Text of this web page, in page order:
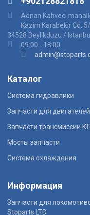
Adnan Kahveci
Kazim Karabekir Cd.
34528 Beylikduzu / Istanbul
09:00 - 18:00
Каталог
Система гидравлики
Запчасти для двигателей
Запчасти трансмиссии
Мосты запчасти
Система охлаждения
Информация
Запчасти для
Stoparts LTD